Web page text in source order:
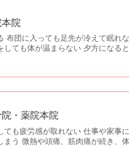
院
布団に入っても足先が冷えて眠れ
ても体が温まらない 夕方になる
・薬院本院
も疲労感が取れない 仕事や家事
う 微熱や頭痛、筋肉痛が続き、